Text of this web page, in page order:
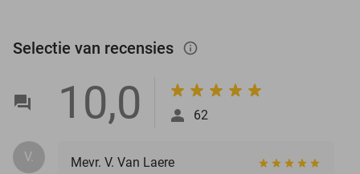
Selectie van recensies info_outlined
10,0 62
V. Mevr. V. Van Laere